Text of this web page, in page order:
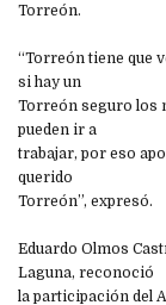
Torreón.
“Torreón tiene que
si hay un
Torreón seguro los
pueden ir a
trabajar, por eso
querido
Torreón”, expresó.
Eduardo Olmos
Laguna, reconoció
la participación del